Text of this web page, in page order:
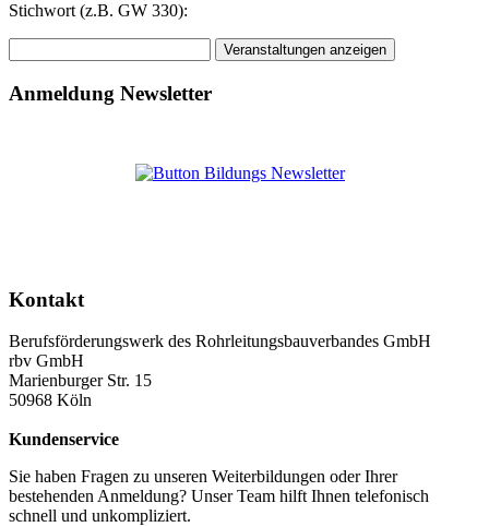
Stichwort (z.B. GW 330):
Anmeldung Newsletter
Kontakt
Berufsförderungswerk des Rohrleitungsbauverbandes GmbH
rbv GmbH
Marienburger Str. 15
50968 Köln
Kundenservice
Sie haben Fragen zu unseren Weiterbildungen oder Ihrer
bestehenden Anmeldung? Unser Team hilft Ihnen telefonisch
schnell und unkompliziert.